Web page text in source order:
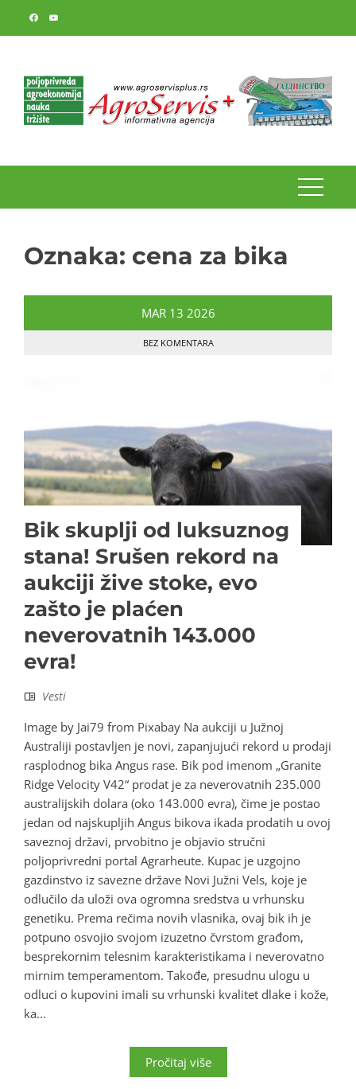
Oznaka: cena za bika
MAR 13 2026
BEZ KOMENTARA
Bik skuplji od luksuznog
stana! Srušen rekord na
aukciji žive stoke, evo
zašto je plaćen
neverovatnih 143.000
evra!
Vesti
Image by Jai79 from Pixabay Na aukciji u Južnoj
Australiji postavljen je novi, zapanjujući rekord u prodaji
rasplodnog bika Angus rase. Bik pod imenom „Granite
Ridge Velocity V42“ prodat je za neverovatnih 235.000
australijskih dolara (oko 143.000 evra), čime je postao
jedan od najskupljih Angus bikova ikada prodatih u ovoj
saveznoj državi, prvobitno je objavio stručni
poljoprivredni portal Agrarheute. Kupac je uzgojno
gazdinstvo iz savezne države Novi Južni Vels, koje je
odlučilo da uloži ova ogromna sredstva u vrhunsku
genetiku. Prema rečima novih vlasnika, ovaj bik ih je
potpuno osvojio svojom izuzetno čvrstom građom,
besprekornim telesnim karakteristikama i neverovatno
mirnim temperamentom. Takođe, presudnu ulogu u
odluci o kupovini imali su vrhunski kvalitet dlake i kože,
ka...
Pročitaj više